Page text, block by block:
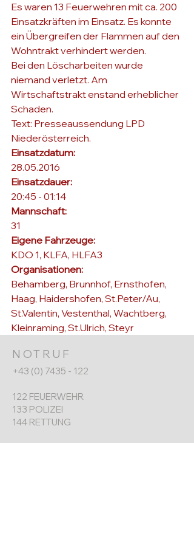
Es waren 13 Feuerwehren mit ca. 200
Einsatzkräften im Einsatz. Es konnte
ein Übergreifen der Flammen auf den
Wohntrakt verhindert werden.
Bei den Löscharbeiten wurde
niemand verletzt. Am
Wirtschaftstrakt enstand erheblicher
Schaden.
Text: Presseaussendung LPD
Niederösterreich.
Einsatzdatum:
28.05.2016
Einsatzdauer:
20:45 - 01:14
Mannschaft:
31
Eigene Fahrzeuge:
KDO 1, KLFA, HLFA3
Organisationen:
Behamberg, Brunnhof, Ernsthofen,
Haag, Haidershofen, St.Peter/Au,
St.Valentin, Vestenthal, Wachtberg,
Kleinraming, St.Ulrich, Steyr
NOTRUF
+43 (0) 7435 - 122
122 FEUERWEHR
133 POLIZEI
144 RETTUNG